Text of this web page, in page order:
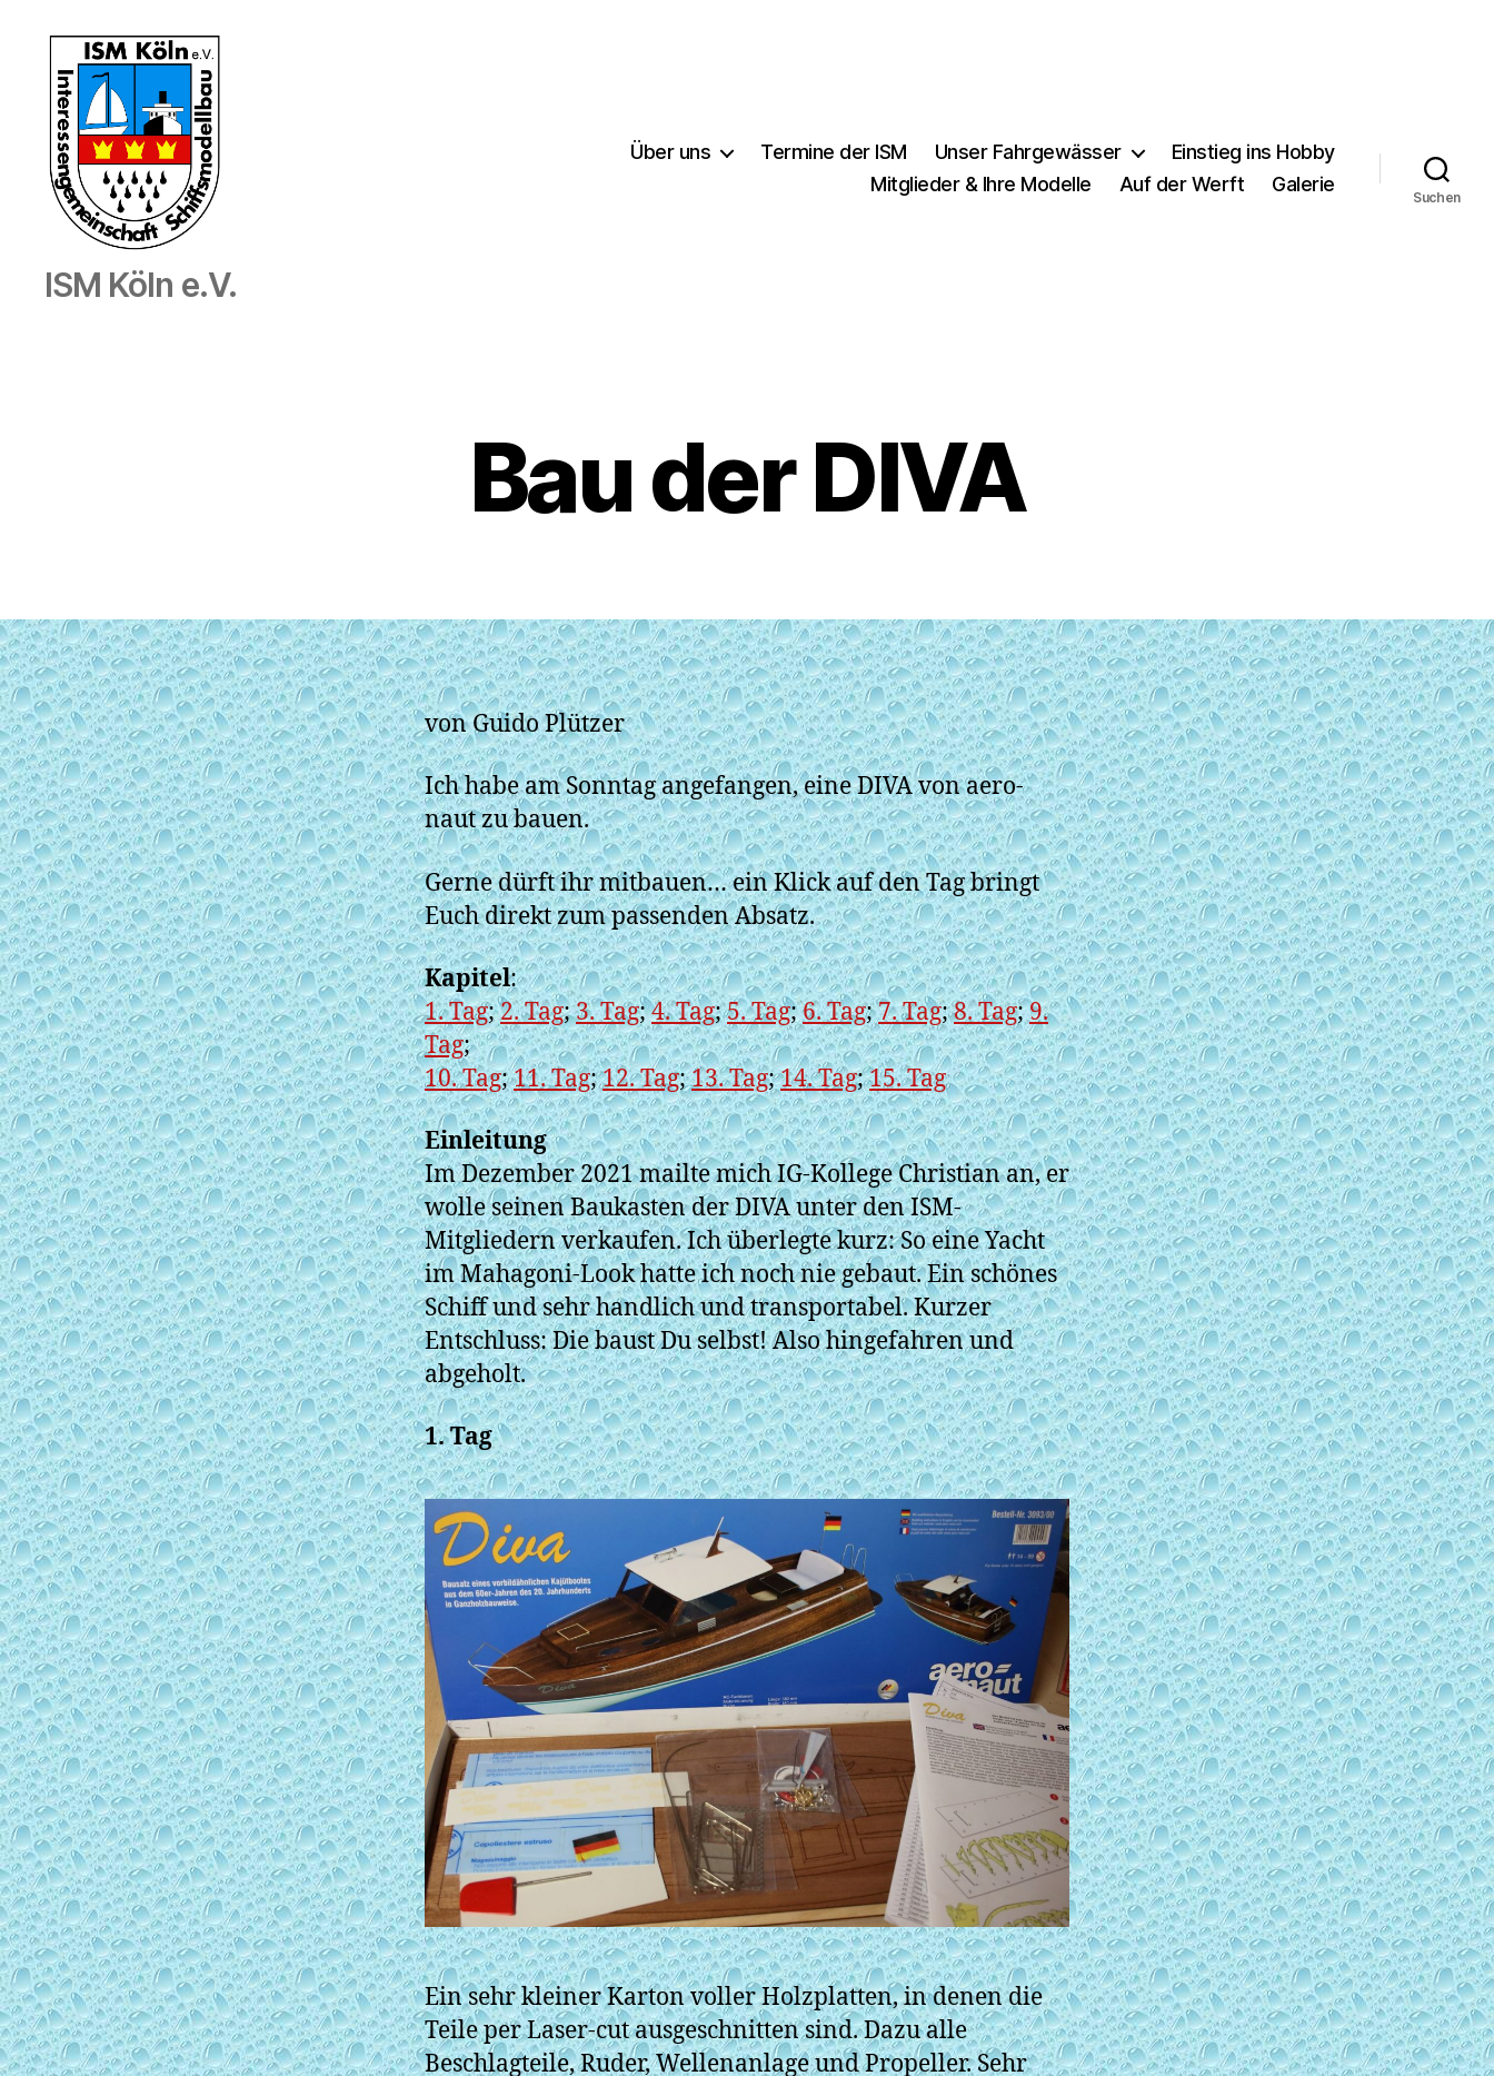
Schiffmodellbau
ISM Köln e.V.
Über uns Termine der ISM Unser Fahrgewässer
Einstieg ins Hobby
Mitglieder & Ihre Modelle
Auf der Werft Galerie
Suchen
Bau der DIVA
von Guido Plützer
Ich habe am Sonntag angefangen, eine DIVA von aero-
naut zu bauen.
Gerne dürft ihr mitbauen… ein Klick auf den Tag bringt
Euch direkt zum passenden Absatz.
Kapitel:
1. Tag;2. Tag;3. Tag;4. Tag;5. Tag;6. Tag;7. Tag;8. Tag;9.
Tag;
10. Tag;11. Tag;12. Tag;13. Tag;14. Tag;15. Tag
Einleitung
Im Dezember 2021 mailte mich IG-Kollege Christian an, er
wolle seinen Baukasten der DIVA unter den ISM-
Mitgliedern verkaufen. Ich überlegte kurz: So eine Yacht
im Mahagoni-Look hatte ich noch nie gebaut. Ein schönes
Schiff und sehr handlich und transportabel. Kurzer
Entschluss: Die baust Du selbst! Also hingefahren und
abgeholt.
1. Tag
Ein sehr kleiner Karton voller Holzplatten, in denen die
Teile per Laser-cut ausgeschnitten sind. Dazu alle
Beschlagteile, Ruder, Wellenanlage und Propeller. Sehr